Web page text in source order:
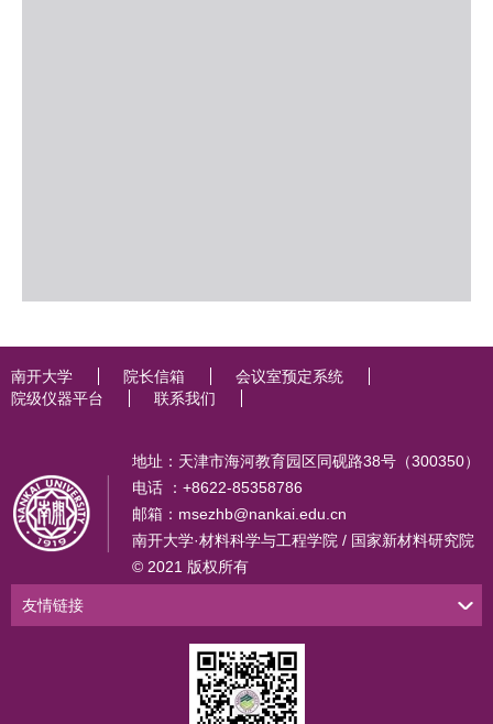
南开大学 院长信箱
会议室预定系统
院级仪器平台
联系我们
地址：天津市海河教育园区同砚路38号（300350）
电话 ：+8622-85358786
邮箱：msezhb@nankai.edu.cn
南开大学·材料科学与工程学院 / 国家新材料研究院
© 2021 版权所有
友情链接